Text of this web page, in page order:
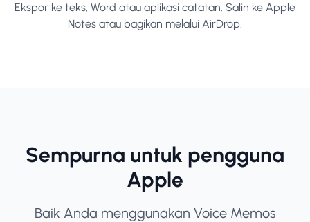
Ekspor ke teks, Word atau aplikasi catatan. Salin ke Apple
Notes atau bagikan melalui AirDrop.
Sempurna untuk pengguna
Apple
Baik Anda menggunakan Voice Memos